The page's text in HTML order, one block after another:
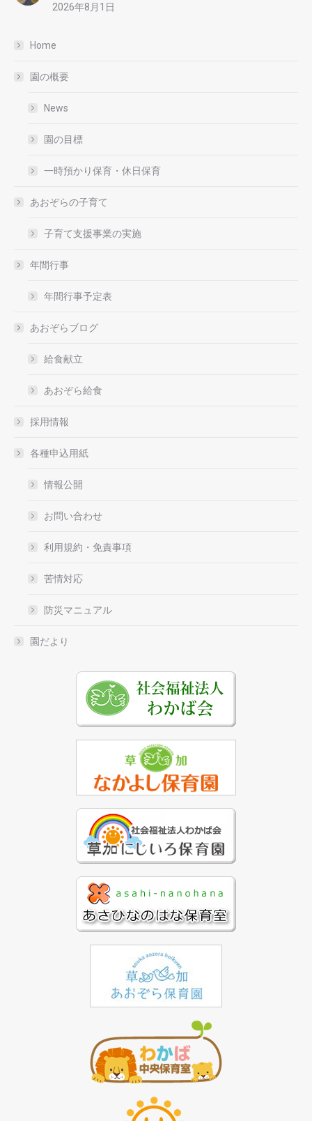
2026年8月1日
Home
園の概要
News
園の目標
一時預かり保育・休日保育
あおぞらの子育て
子育て支援事業の実施
年間行事
年間行事予定表
あおぞらブログ
給食献立
あおぞら給食
採用情報
各種申込用紙
情報公開
お問い合わせ
利用規約・免責事項
苦情対応
防災マニュアル
園だより